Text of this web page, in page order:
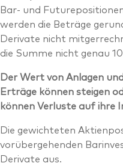
Bar- und
werden die Beträge
Derivate nicht
die Summe nicht genau
Der Wert von Anlagen
Erträge können steigen
können Verluste auf ihre
Die gewichteten
vorübergehenden
Derivate aus.